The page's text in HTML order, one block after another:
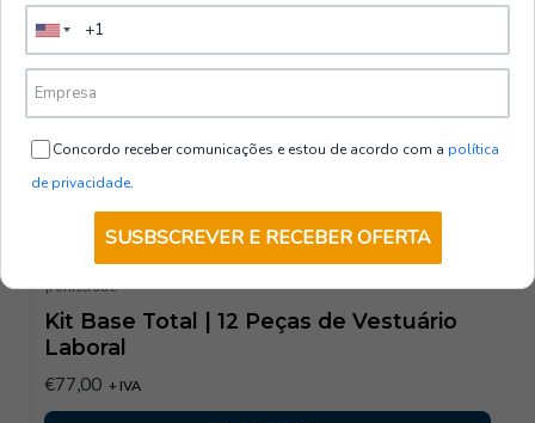
VER OPÇÕES
|Amistrade
Kit Base Resistente | 8 Peças de
|Amistrade
Kit Base Total | 12 Peças de Vestuário
Laboral
€77,00 + IVA
Concordo receber comunicações e estou de acordo com a política
de privacidade.
SUSBSCREVER E RECEBER OFERTA